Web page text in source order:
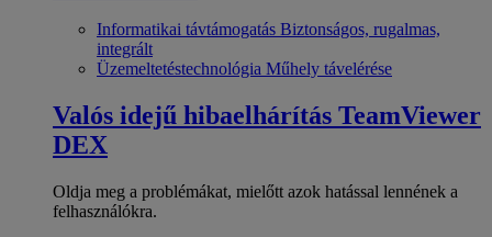
Informatikai távtámogatás Biztonságos, rugalmas,
integrált
Üzemeltetéstechnológia Műhely távelérése
Valós idejű hibaelhárítás TeamViewer
DEX
Oldja meg a problémákat, mielőtt azok hatással lennének a
felhasználókra.